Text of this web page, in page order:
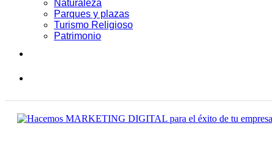
Naturaleza
Parques y plazas
Turismo Religioso
Patrimonio